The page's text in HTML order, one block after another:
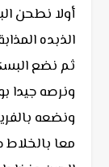
أولا نطحن
الذبده
ونرصه جيدا
ونضعه
معا